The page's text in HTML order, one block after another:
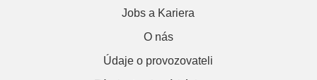
Jobs a Kariera
O nás
Údaje o provozovateli